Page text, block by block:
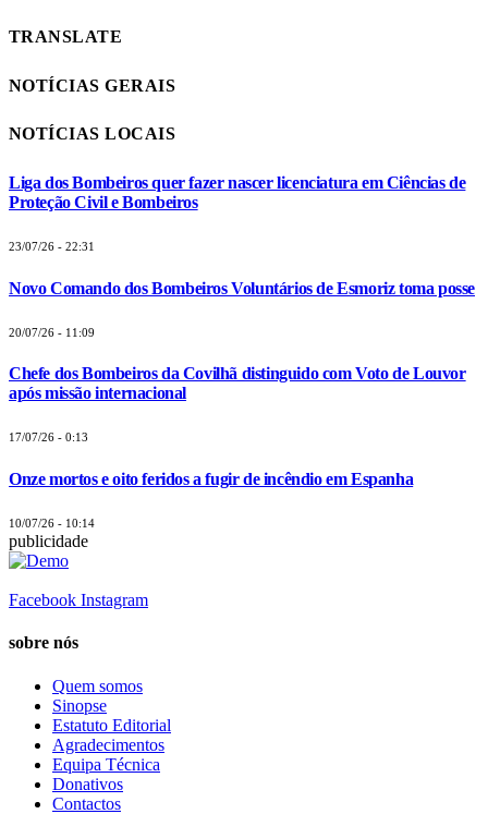
TRANSLATE
NOTÍCIAS GERAIS
NOTÍCIAS LOCAIS
Liga dos Bombeiros quer fazer nascer licenciatura em Ciências de
Proteção Civil e Bombeiros
23/07/26 - 22:31
Novo Comando dos Bombeiros Voluntários de Esmoriz toma posse
20/07/26 - 11:09
Chefe dos Bombeiros da Covilhã distinguido com Voto de Louvor
após missão internacional
17/07/26 - 0:13
Onze mortos e oito feridos a fugir de incêndio em Espanha
10/07/26 - 10:14
publicidade
Facebook Instagram
sobre nós
Quem somos
Sinopse
Estatuto Editorial
Agradecimentos
Equipa Técnica
Donativos
Contactos